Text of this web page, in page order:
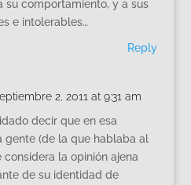
su comportamiento, y a sus
e intolerables…
Reply
2, 2011 at 9:31 am
decir que en esa
gente (de la que hablaba al
considera la opinión ajena
de su identidad de